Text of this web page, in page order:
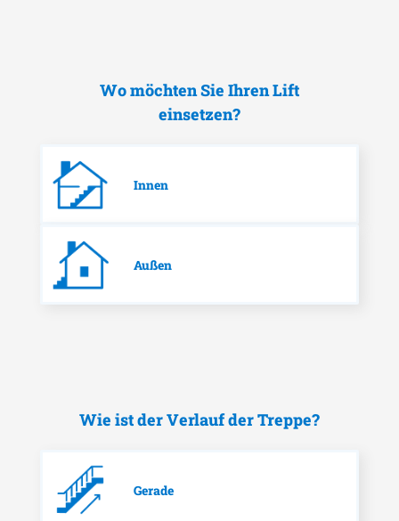
Wo möchten Sie Ihren Lift
einsetzen?
Innen
Außen
Wie ist der Verlauf der Treppe?
Gerade